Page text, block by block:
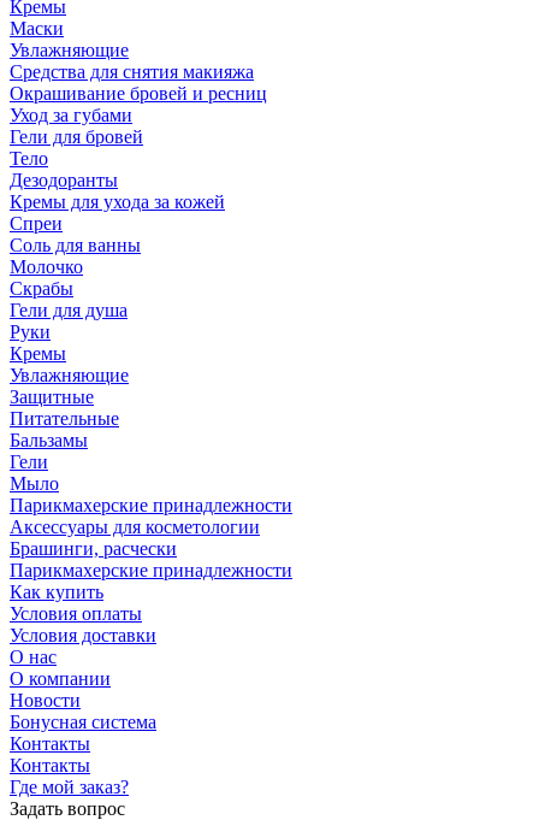
Кремы
Маски
Увлажняющие
Средства для снятия макияжа
Окрашивание бровей и ресниц
Уход за губами
Гели для бровей
Тело
Дезодоранты
Кремы для ухода за кожей
Спреи
Соль для ванны
Молочко
Скрабы
Гели для душа
Руки
Кремы
Увлажняющие
Защитные
Питательные
Бальзамы
Гели
Мыло
Парикмахерские принадлежности
Аксессуары для косметологии
Брашинги, расчески
Парикмахерские принадлежности
Как купить
Условия оплаты
Условия доставки
О нас
О компании
Новости
Бонусная система
Контакты
Контакты
Где мой заказ?
Задать вопрос